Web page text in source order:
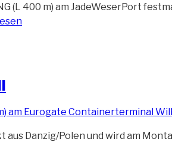
(L 400 m) am JadeWeserPort
aus Danzig/Polen und wird am